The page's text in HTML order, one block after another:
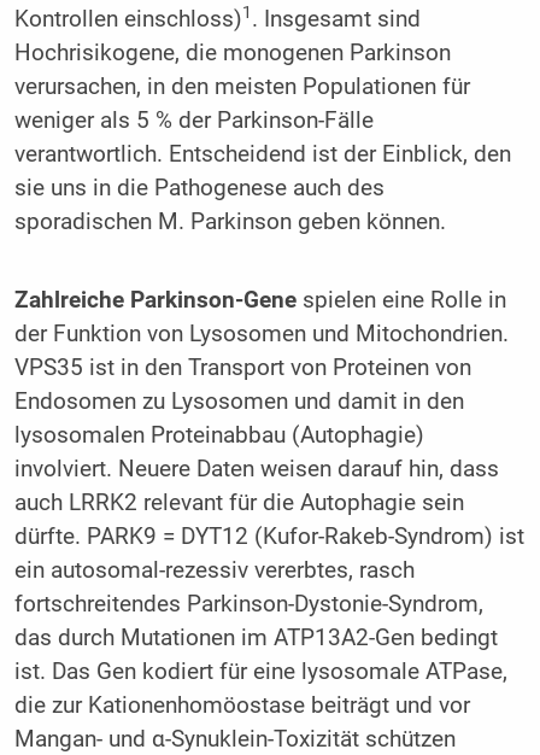
Kontrollen einschloss)1 . Insgesamt sind
Hochrisikogene, die monogenen Parkinson
verursachen, in den meisten Populationen für
weniger als 5 % der Parkinson-Fälle
verantwortlich. Entscheidend ist der Einblick, den
sie uns in die Pathogenese auch des
sporadischen M. Parkinson geben können.
Zahlreiche Parkinson-Genespielen eine Rolle in
der Funktion von Lysosomen und Mitochondrien.
VPS35 ist in den Transport von Proteinen von
Endosomen zu Lysosomen und damit in den
lysosomalen Proteinabbau (Autophagie)
involviert. Neuere Daten weisen darauf hin, dass
auch LRRK2 relevant für die Autophagie sein
dürfte. PARK9 = DYT12 (Kufor-Rakeb-Syndrom) ist
ein autosomal-rezessiv vererbtes, rasch
fortschreitendes Parkinson-Dystonie-Syndrom,
das durch Mutationen im ATP13A2-Gen bedingt
ist. Das Gen kodiert für eine lysosomale ATPase,
die zur Kationenhomöostase beiträgt und vor
Mangan- und α-Synuklein-Toxizität schützen